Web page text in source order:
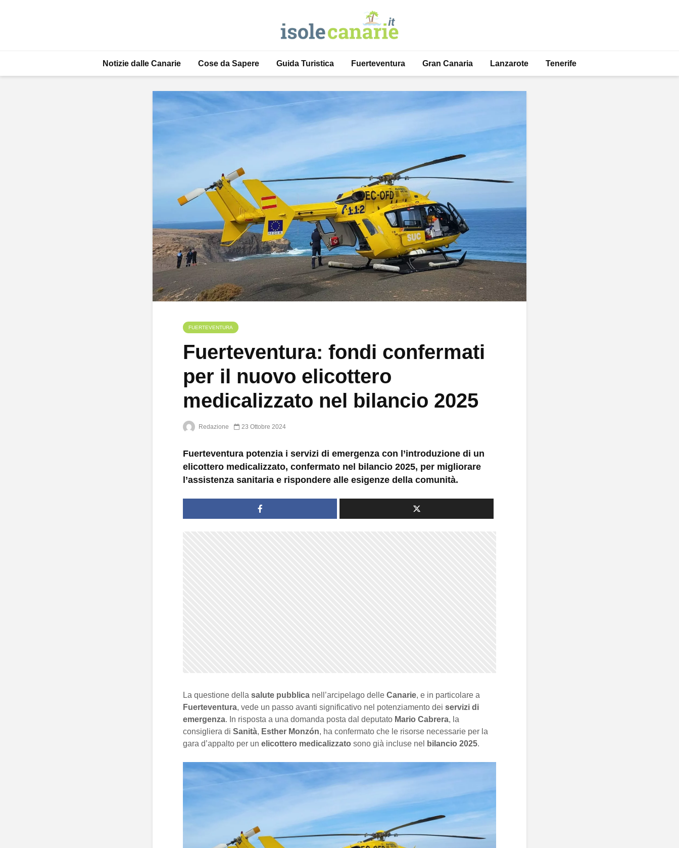
Notizie dalle Canarie Cose da Sapere Guida Turistica Fuerteventura Gran Canaria Lanzarote Tenerife
FUERTEVENTURA
Fuerteventura: fondi confermati
per il nuovo elicottero
medicalizzato nel bilancio 2025
Redazione 23 Ottobre 2024
Fuerteventura potenzia i servizi di emergenza con l’introduzione di un
elicottero medicalizzato, confermato nel bilancio 2025, per migliorare
l’assistenza sanitaria e rispondere alle esigenze della comunità.
La questione della salute pubblica nell’arcipelago delle Canarie, e in particolare a
Fuerteventura, vede un passo avanti significativo nel potenziamento dei servizi di
emergenza. In risposta a una domanda posta dal deputato Mario Cabrera, la
consigliera di Sanità, Esther Monzón, ha confermato che le risorse necessarie per la
gara d’appalto per un elicottero medicalizzato sono già incluse nel bilancio 2025.